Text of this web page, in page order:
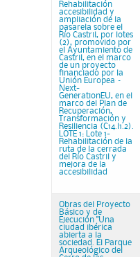
Rehabilitación
accesibilidad y
ampliación de la
pasarela sobre el
Río Castril, por lotes
(2), promovido por
el Ayuntamiento de
Castril, en el marco
de un proyecto
financiado por la
Unión Europea –
Next-
GenerationEU, en el
marco del Plan de
Recuperación,
Transformación y
Resiliencia (C14.l1.2).
LOTE 1: Lote 1-
Rehabilitación de la
ruta de la cerrada
del Río Castril y
mejora de la
accesibilidad
Obras del Proyecto
Básico y de
Ejecución "Una
ciudad ibérica
abierta a la
sociedad. El Parque
Arqueológico del